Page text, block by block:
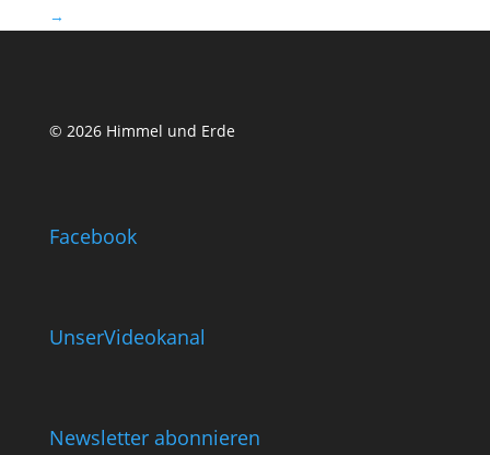
→
© 2026 Himmel und Erde
Facebook
UnserVideokanal
Newsletter abonnieren